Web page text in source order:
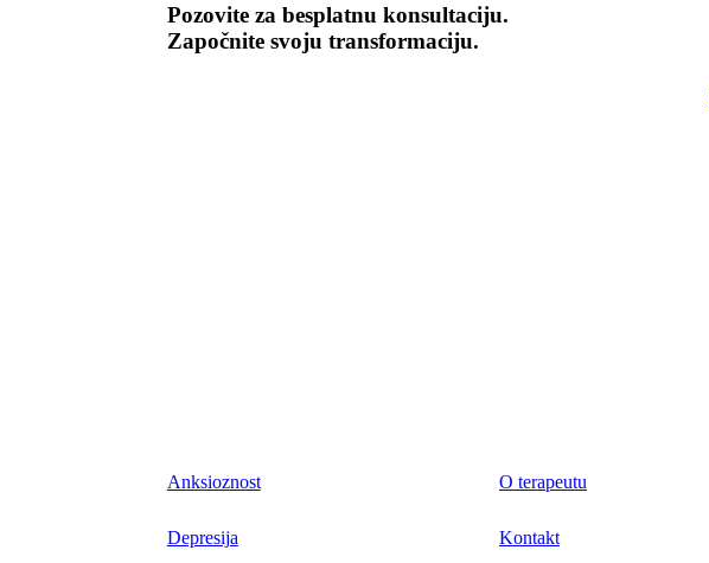
Pozovite za besplatnu konsultaciju.
Započnite svoju transformaciju.
Anksioznost
Depresija
O terapeutu
Kontakt